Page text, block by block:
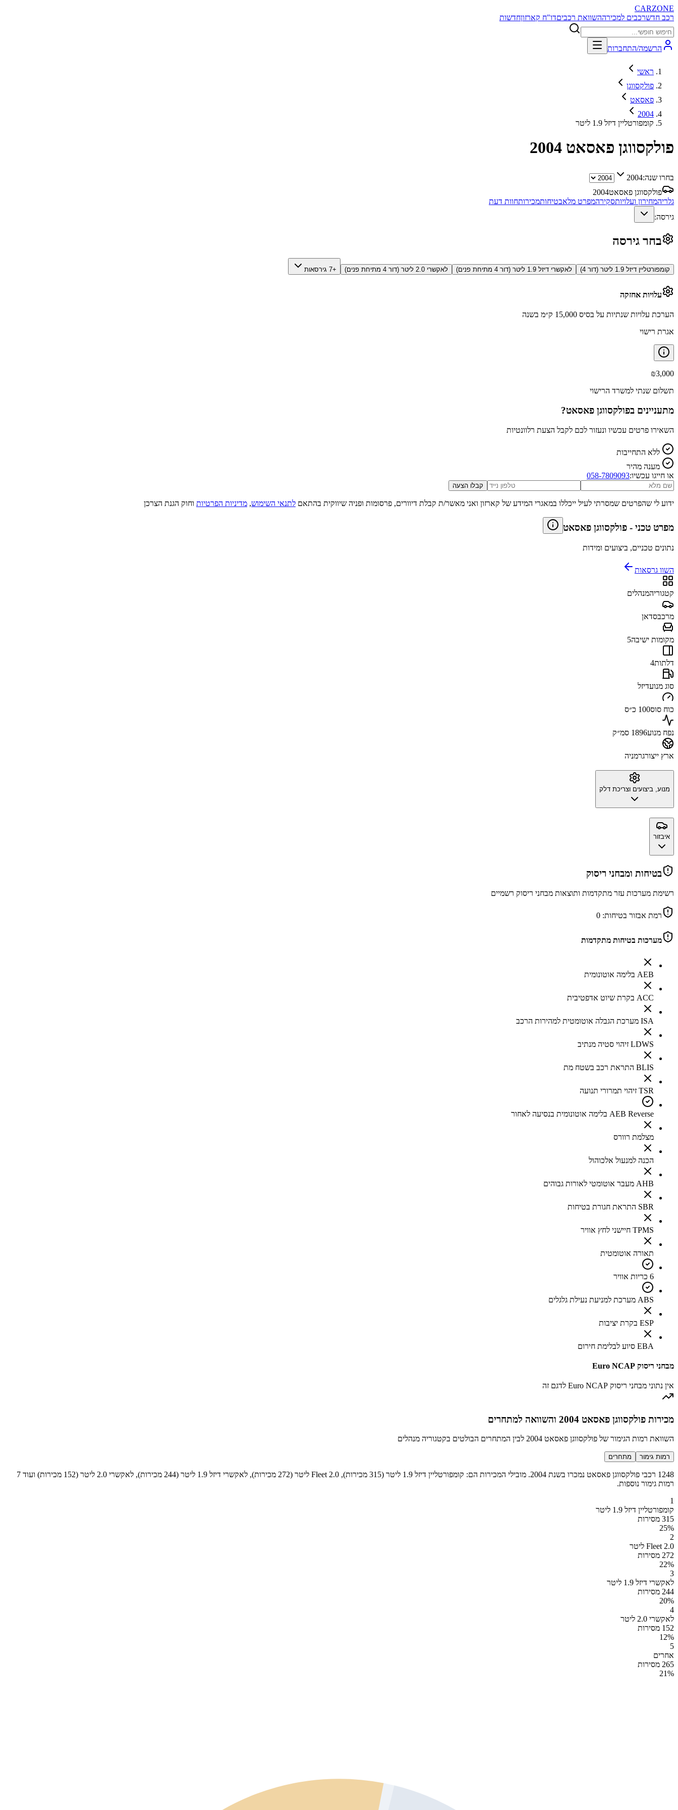
CARZONE
רכב חדשרכבים למכירההשוואת רכביםדו"ח קארזוןחדשות
הרשמה/התחברות
ראשי
פולקסווגן
פאסאט
2004
קומפורטליין דיזל 1.9 ליטר
פולקסווגן פאסאט 2004
בחרו שנה:2004
פולקסווגן פאסאט2004
גלריהמחירון ועלויותסקירהמפרט מלאבטיחותמכירותחוות דעת
גירסה:
בחר גירסה
קומפורטליין דיזל 1.9 ליטר (דור 4) לאקשרי דיזל 1.9 ליטר (דור 4 מתיחת פנים) לאקשרי 2.0 ליטר (דור 4 מתיחת פנים) +7 גירסאות
עלויות אחזקה
הערכת עלויות שנתיות על בסיס 15,000 ק״מ בשנה
אגרת רישוי
₪3,000
תשלום שנתי למשרד הרישוי
מתעניינים בפולקסווגן פאסאט?
השאירו פרטים עכשיו ונעזור לכם לקבל הצעת רלוונטיות
ללא התחייבות
מענה מהיר
או חייגו עכשיו:058-7809093
קבלו הצעה
ידוע לי שהפרטים שמסרתי לעיל ייכללו במאגרי המידע של קארזון ואני מאשר/ת קבלת דיוורים, פרסומות ופניה שיווקית בהתאם לתנאי השימוש, מדיניות הפרטיות וחוק הגנת הצרכן
מפרט טכני - פולקסווגן פאסאט
נתונים טכניים, ביצועים ומידות
השוו גרסאות
קטגוריהמנהלים
מרכבסדאן
מקומות ישיבה5
דלתות4
סוג מנועדיזל
כוח סוס100 כ״ס
נפח מנוע1896 סמ״ק
ארץ ייצורגרמניה
מנוע, ביצועים וצריכת דלק
איבזור
בטיחות ומבחני ריסוק
רשימת מערכות עזר מתקדמות ותוצאות מבחני ריסוק רשמיים
רמת אבזור בטיחות: 0
מערכות בטיחות מתקדמות
AEB בלימה אוטונומית
ACC בקרת שיוט אדפטיבית
ISA מערכת הגבלה אוטומטית למהירות הרכב
LDWS זיהוי סטיה מנתיב
BLIS התראת רכב בשטח מת
TSR זיהוי תמרורי תנועה
AEB Reverse בלימה אוטונומית בנסיעה לאחור
מצלמת רוורס
הכנה למנעול אלכוהול
AHB מעבר אוטומטי לאורות גבוהים
SBR התראת חגורת בטיחות
TPMS חיישני לחץ אוויר
תאורה אוטומטית
6 כריות אוויר
ABS מערכת למניעת נעילת גלגלים
ESP בקרת יציבות
EBA סיוע לבלימת חירום
מבחני ריסוק Euro NCAP
אין נתוני מבחני ריסוק Euro NCAP לדגם זה
מכירות פולקסווגן פאסאט 2004 והשוואה למתחרים
השוואת רמות הגימור של פולקסווגן פאסאט 2004 לבין המתחרים הבולטים בקטגוריה מנהלים
רמות גימור מתחרים
1248 רכבי פולקסווגן פאסאט נמכרו בשנת 2004. מובילי המכירות הם: קומפורטליין דיזל 1.9 ליטר (315 מכירות), Fleet 2.0 ליטר (272 מכירות), לאקשרי דיזל 1.9 ליטר (244 מכירות), לאקשרי 2.0 ליטר (152 מכירות) ועוד 7
רמות גימור נוספות.
1
קומפורטליין דיזל 1.9 ליטר
315 מסירות
25%
2
Fleet 2.0 ליטר
272 מסירות
22%
3
לאקשרי דיזל 1.9 ליטר
244 מסירות
20%
4
לאקשרי 2.0 ליטר
152 מסירות
12%
5
אחרים
265 מסירות
21%